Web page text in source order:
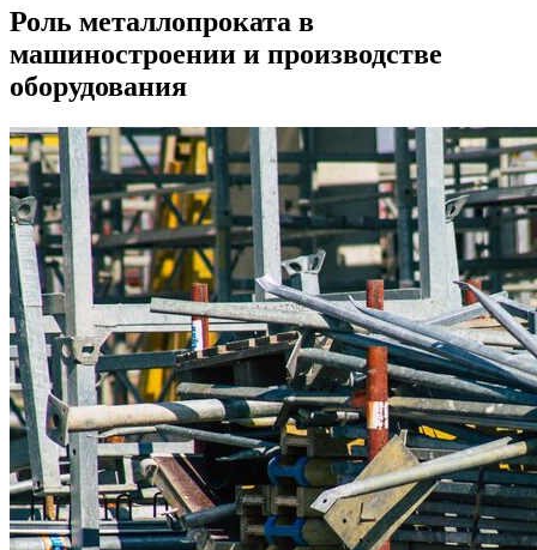
Роль металлопроката в
машиностроении и производстве
оборудования